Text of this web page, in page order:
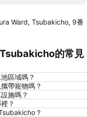
Television Tower
odori Station
Station
Ward, Tsubakicho, 9番
的常見
區域嗎？
帶寵物嗎？
施嗎？
？
？